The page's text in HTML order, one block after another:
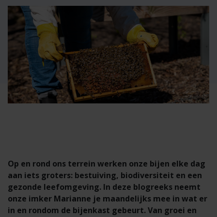
Veelgestelde vragen
Brochures
Technische documentatie
Veelgestelde vragen
Op en rond ons terrein werken onze bijen elke dag
aan iets groters: bestuiving, biodiversiteit en een
gezonde leefomgeving. In deze blogreeks neemt
onze imker Marianne je maandelijks mee in wat er
in en rondom de bijenkast gebeurt. Van groei en